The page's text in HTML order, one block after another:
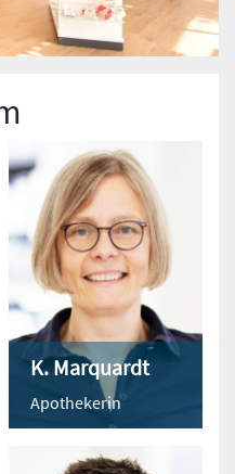
K. Marquardt
Apothekerin